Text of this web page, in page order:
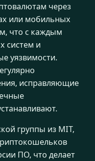
через
или мобильных
что с каждым
систем и
уязвимости.
исправляющие
группы из MIT,
ПО, что делает